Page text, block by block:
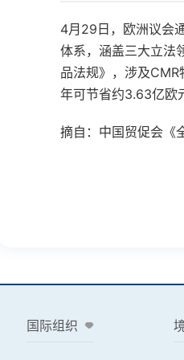
4月 29 日，欧洲议会
体系，涵盖三大立法
品法规》，涉及CMR
年可节省约3.63亿欧
摘自：中国贸促会《
国际组织